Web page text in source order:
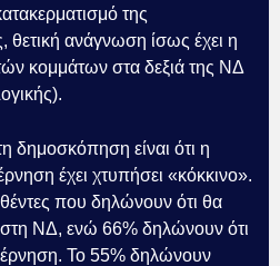
της
θετική ανάγνωση ίσως έχει η
κομμάτων στα δεξιά της ΝΔ
δημοσκόπηση είναι ότι η
έχει χτυπήσει «κόκκινο».
που δηλώνουν ότι θα
στη ΝΔ, ενώ 66% δηλώνουν ότι
Το 55% δηλώνουν